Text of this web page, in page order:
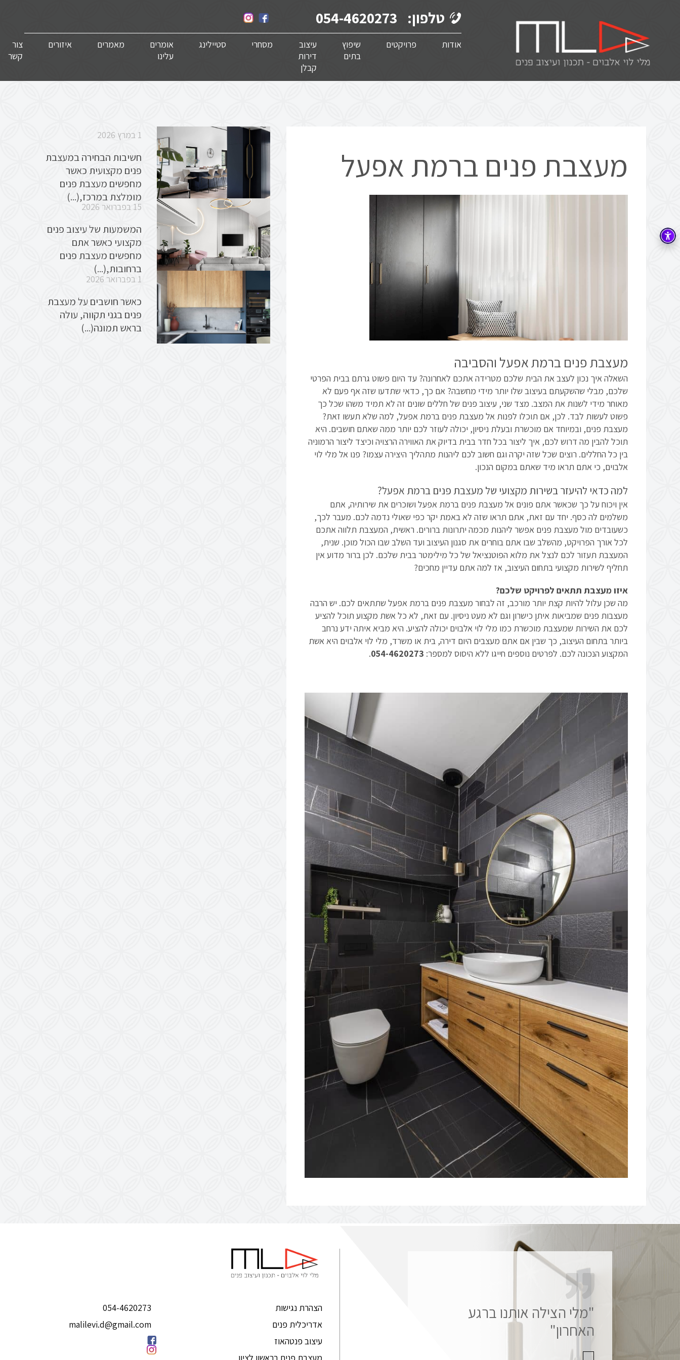
טלפון: 054-4620273
אודות פרויקטים
שיפוץ
בתים
עיצוב
דירות
קבלן
מסחרי סטיילינג
אומרים
עלינו
מאמרים איזורים
צור
קשר
מעצבת פנים ברמת אפעל
מעצבת פנים ברמת אפעל והסביבה
השאלה איך נכון לעצב את הבית שלכם מטרידה אתכם לאחרונה? עד היום פשוט גרתם בבית הפרטי
שלכם, מבלי שהשקעתם בעיצוב שלו יותר מידי מחשבה? אם כך, כדאי שתדעו שזה אף פעם לא
מאוחר מידי לשנות את המצב. מצד שני, עיצוב פנים של חללים שונים זה לא תמיד משהו שכל כך
פשוט לעשות לבד. לכן, אם תוכלו לפנות אל מעצבת פנים ברמת אפעל, למה שלא תעשו זאת?
מעצבת פנים, ובמיוחד אם מוכשרת ובעלת ניסיון, יכולה לעוזר לכם יותר ממה שאתם חושבים. היא
תוכל להבין מה דרוש לכם, איך ליצור בכל חדר בבית בדיוק את האווירה הרצויה וכיצד ליצור הרמוניה
בין כל החללים. רוצים שכל שזה יקרה וגם חשוב לכם ליהנות מתהליך היצירה עצמו? פנו אל מלי לוי
אלבוים, כי אתם תראו מיד שאתם במקום הנכון.
למה כדאי להיעזר בשירות מקצועי של מעצבת פנים ברמת אפעל?
אין ויכוח על כך שכאשר אתם פונים אל מעצבת פנים ברמת אפעל ושוכרים את שירותיה, אתם
משלמים לה כסף. יחד עם זאת, אתם תראו שזה לא באמת יקר כפי שאולי נדמה לכם. מעבר לכך,
כשעובדים מול מעצבת פנים אפשר ליהנות מכמה יתרונות ברורים. ראשית, המעצבת תלווה אתכם
לכל אורך הפרויקט, מהשלב שבו אתם בוחרים את סגנון העיצוב ועד השלב שבו הכול מוכן. שנית,
המעצבת תעזור לכם לנצל את מלוא הפוטנציאל של כל מילימטר בבית שלכם. לכן ברור מדוע אין
תחליף לשירות מקצועי בתחום העיצוב, אז למה אתם עדיין מחכים?
איזו מעצבת תתאים לפרויקט שלכם?
מה שכן עלול להיות קצת יותר מורכב, זה לבחור מעצבת פנים ברמת אפעל שתתאים לכם. יש הרבה
מעצבות פנים שמביאות איתן כישרון וגם לא מעט ניסיון. עם זאת, לא כל אשת מקצוע תוכל להציע
לכם את השירות שמעצבת מוכשרת כמו מלי לוי אלבוים יכולה להציע. היא מביא איתה ידע נרחב
ביותר בתחום העיצוב, כך שבין אם אתם מעצבים היום דירה, בית או משרד, מלי לוי אלבוים היא אשת
המקצוע הנכונה לכם. לפרטים נוספים חייגו ללא היסוס למספר: 054-4620273
.
1 במרץ 2026
חשיבות הבחירה במעצבת
פנים מקצועית כאשר
מחפשים מעצבת פנים
מומלצת במרכז,(...)
15 בפברואר 2026
המשמעות של עיצוב פנים
מקצועי כאשר אתם
מחפשים מעצבת פנים
ברחובות,(...)
1 בפברואר 2026
כאשר חושבים על מעצבת
פנים בגני תקווה, עולה
בראש תמונה(...)
"מלי הצילה אותנו ברגע
האחרון"
"מלווה ונמצאת בכל פרט
ופרט"
הצהרת נגישות
אדריכלית פנים
עיצוב פנטהאוז
מעצבת פנים בראשון לציון
054-4620273
malilevi.d@gmail.com